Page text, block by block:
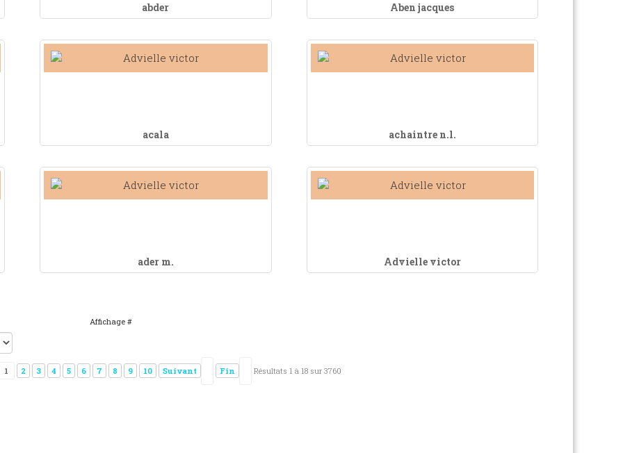
abder Aben jacques
acala achaintre n.l.
ader m. Advielle victor
Affichage #
1 2 3 4 5 6 7 8 9 10 Suivant Fin Résultats 1 à 18 sur 3760